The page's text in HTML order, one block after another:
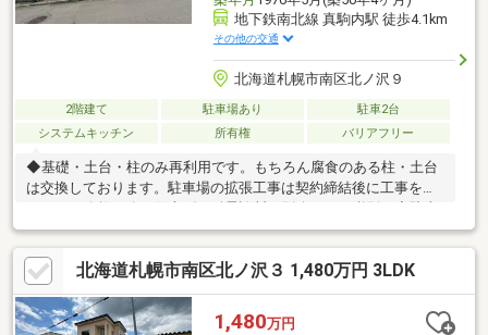
地下鉄南北線 真駒内駅 徒歩4.1km
その他の交通
北海道札幌市南区北ノ沢９
2階建て 駐車場あり
駐車2台
システムキッチン
所有権 バリアフリー
◆基礎・土台・柱のみ再利用です。もちろん腐食のある柱・土台
は交換しております。駐車場の拡張工事は契約締結後に工事を行
います。路盤は砕石仕上げ。耐震診断は別途１５万税別。◆駐車
場２台分可能◆全居室収納付きで居住空間をすっきり確保◆１０
坪以上の庭付き
北海道札幌市南区北ノ沢３ 1,480万円 3LDK
1,480万円